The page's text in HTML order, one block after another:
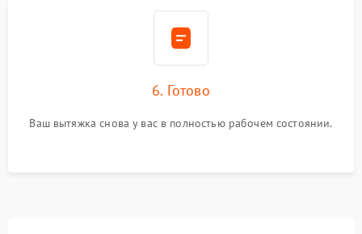
6. Готово
Ваш вытяжка снова у вас в полностью рабочем состоянии.